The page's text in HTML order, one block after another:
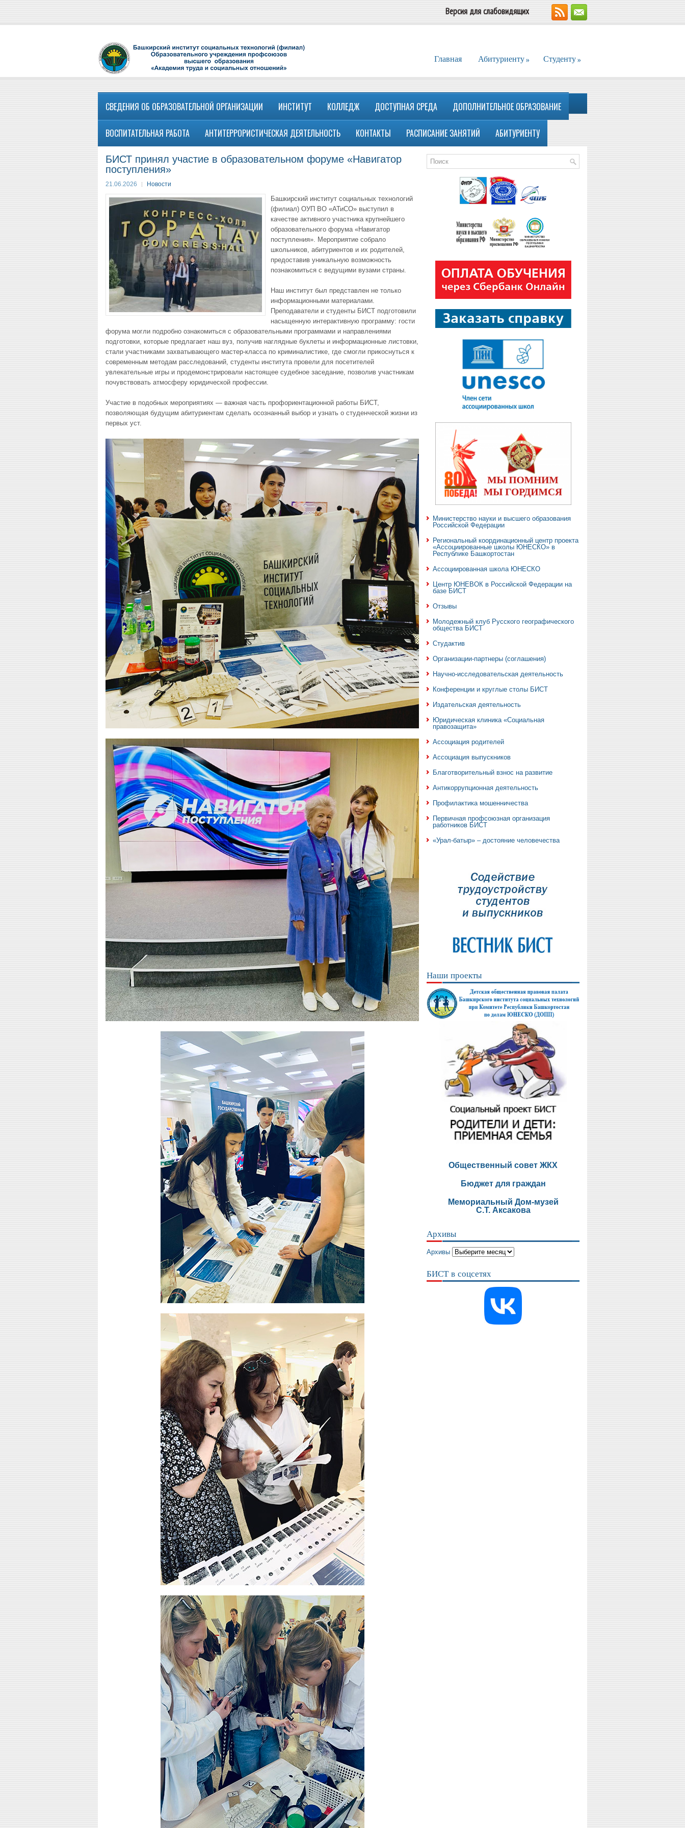
Версия для слабовидящих
Главная Абитуриенту» Студенту»
СВЕДЕНИЯ ОБ ОБРАЗОВАТЕЛЬНОЙ ОРГАНИЗАЦИИ ИНСТИТУТ КОЛЛЕДЖ ДОСТУПНАЯ СРЕДА ДОПОЛНИТЕЛЬНОЕ ОБРАЗОВАНИЕ
ВОСПИТАТЕЛЬНАЯ РАБОТА АНТИТЕРРОРИСТИЧЕСКАЯ ДЕЯТЕЛЬНОСТЬ КОНТАКТЫ РАСПИСАНИЕ ЗАНЯТИЙ АБИТУРИЕНТУ
БИСТ принял участие в образовательном форуме «Навигатор
поступления»
21.06.2026 Новости
Башкирский институт социальных технологий
(филиал) ОУП ВО «АТиСО» выступил в
качестве активного участника крупнейшего
образовательного форума «Навигатор
поступления». Мероприятие собрало
школьников, абитуриентов и их родителей,
предоставив уникальную возможность
познакомиться с ведущими вузами страны.
Наш институт был представлен не только
информационными материалами.
Преподаватели и студенты БИСТ подготовили
насыщенную интерактивную программу: гости
форума могли подробно ознакомиться с образовательными программами и направлениями
подготовки, которые предлагает наш вуз, получив наглядные буклеты и информационные листовки,
стали участниками захватывающего мастер-класса по криминалистике, где смогли прикоснуться к
современным методам расследований, студенты института провели для посетителей
увлекательные игры и продемонстрировали настоящее судебное заседание, позволив участникам
почувствовать атмосферу юридической профессии.
Участие в подобных мероприятиях — важная часть профориентационной работы БИСТ,
позволяющая будущим абитуриентам сделать осознанный выбор и узнать о студенческой жизни из
первых уст.
Министерство науки и высшего образования
Российской Федерации
Региональный координационный центр проекта
«Ассоциированные школы ЮНЕСКО» в
Республике Башкортостан
Ассоциированная школа ЮНЕСКО
Центр ЮНЕВОК в Российской Федерации на
базе БИСТ
Отзывы
Молодежный клуб Русского географического
общества БИСТ
Студактив
Организации-партнеры (соглашения)
Научно-исследовательская деятельность
Конференции и круглые столы БИСТ
Издательская деятельность
Юридическая клиника «Социальная
правозащита»
Ассоциация родителей
Ассоциация выпускников
Благотворительный взнос на развитие
Антикоррупционная деятельность
Профилактика мошенничества
Первичная профсоюзная организация
работников БИСТ
«Урал-батыр» – достояние человечества
Наши проекты
Общественный совет ЖКХ
Бюджет для граждан
Мемориальный Дом-музей
С.Т. Аксакова
Архивы
Архивы
БИСТ в соцсетях